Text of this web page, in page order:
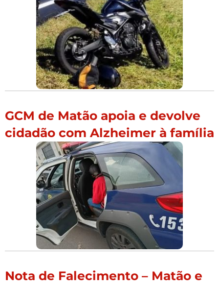
GCM de Matão apoia e devolve
cidadão com Alzheimer à família
Nota de Falecimento – Matão e